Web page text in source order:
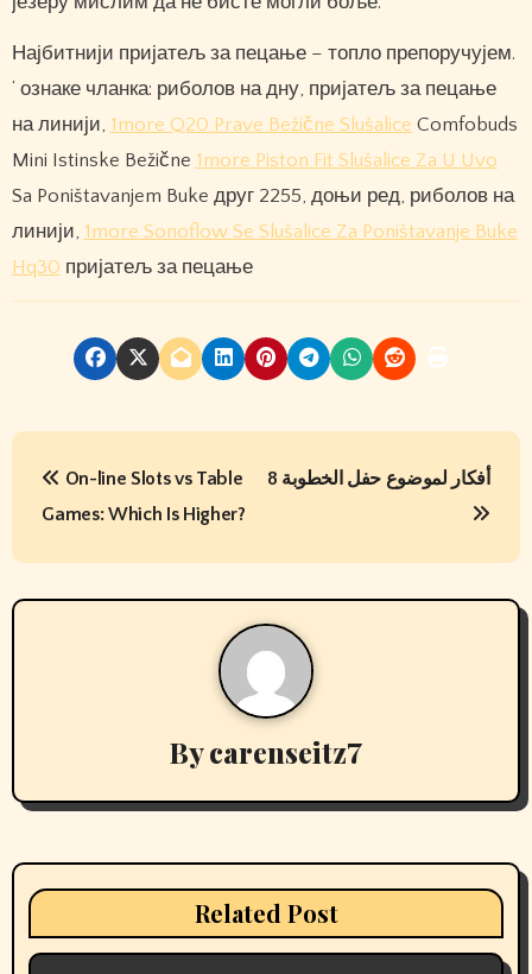
Најбитнији пријатељ за пецање – топло препоручујем.
‘ ознаке чланка: риболов на дну, пријатељ за пецање
на линији, 1more Q20 Prave Bežične Slušalice Comfobuds
Mini Istinske Bežične 1more Piston Fit Slušalice Za U Uvo
Sa Poništavanjem Buke друг 2255, доњи ред, риболов на
линији, 1more Sonoflow Se Slušalice Za Poništavanje Buke
Hq30 пријатељ за пецање
P
s
t
i
a
On-line Slots vs Table
Games: Which Is Higher?
8 أفكار لموضوع حفل الخطوبة
Bycarenseitz7
Related Post